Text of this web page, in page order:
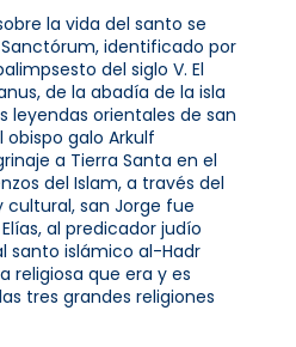
la vida del santo se
identificado por
del siglo V. El
de la abadía de la isla
leyendas orientales de san
galo Arkulf
a Tierra Santa en el
del Islam, a través del
cultural, san Jorge fue
al predicador judío
santo islámico al-Hadr
religiosa que era y es
tres grandes religiones